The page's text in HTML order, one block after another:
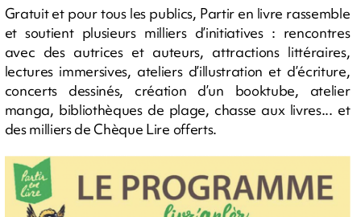
Gratuit et pour tous les publics, Partir en livre rassemble
et soutient plusieurs milliers d’initiatives : rencontres
avec des autrices et auteurs, attractions littéraires,
lectures immersives, ateliers d’illustration et d’écriture,
concerts dessinés, création d’un booktube, atelier
manga, bibliothèques de plage, chasse aux livres... et
des milliers de Chèque Lire offerts.